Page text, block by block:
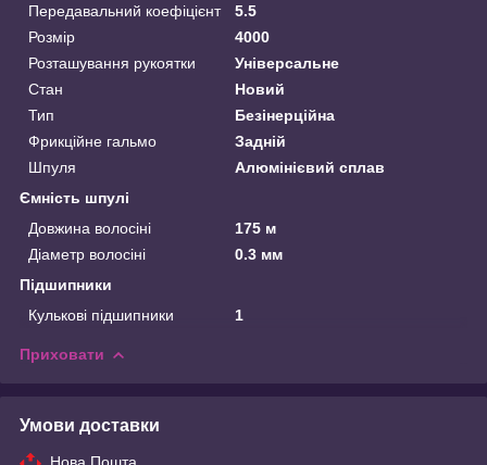
Передавальний коефіцієнт
5.5
Розмір
4000
Розташування рукоятки
Універсальне
Стан
Новий
Тип
Безінерційна
Фрикційне гальмо
Задній
Шпуля
Алюмінієвий сплав
Ємність шпулі
Довжина волосіні
175 м
Діаметр волосіні
0.3 мм
Підшипники
Кулькові підшипники
1
Приховати
Умови доставки
Нова Пошта